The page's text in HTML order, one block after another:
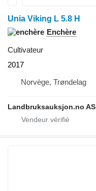
Unia Viking L 5.8 H
Enchère
Cultivateur
2017
Norvège, Trøndelag
Landbruksauksjon.no AS